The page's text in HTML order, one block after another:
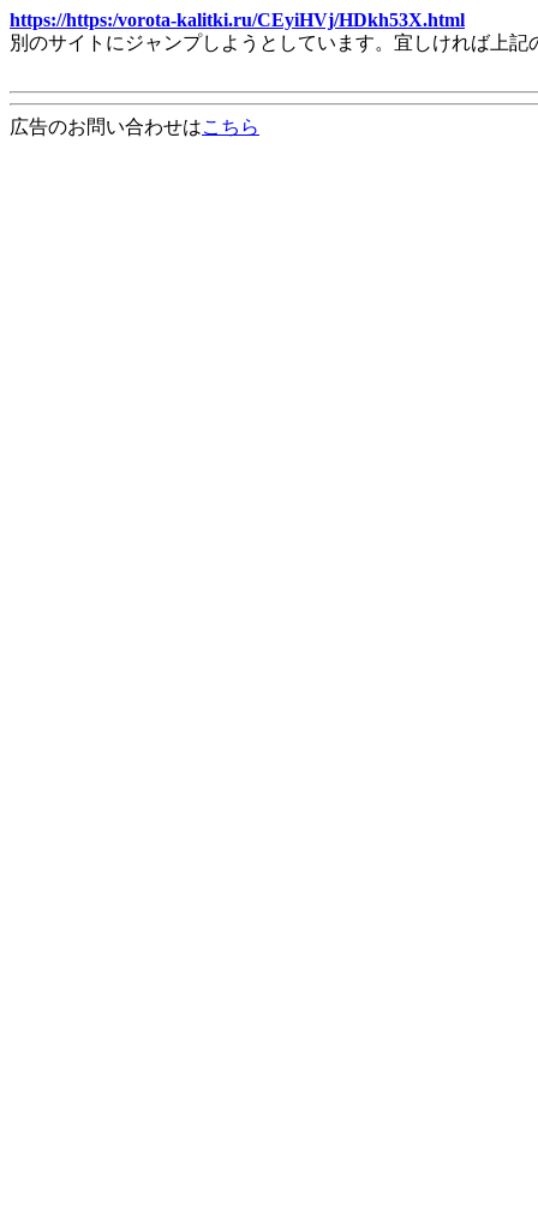
https://https:/vorota-kalitki.ru/CEyiHVj/HDkh53X.html
別のサイトにジャンプしようとしています。宜しければ上
広告のお問い合わせはこちら